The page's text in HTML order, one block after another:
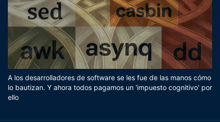
A los desarrolladores de software se les fue de las manos cómo
lo bautizan. Y ahora todos pagamos un 'impuesto cognitivo' por
ello